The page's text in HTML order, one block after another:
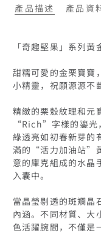
產品描述 產品資
「奇趣堅果」系列黃
甜糯可愛的金栗寶寶
小精靈，祝願源源不
精緻的栗殼紋理和元
“Rich”字樣的鎏光
綠透亮如初春新芽
滿的“活力加油站”
意的庫克組成的水晶
入囊中。
當晶瑩剔透的斑斕晶
內涵。不同材質、大
色活躍腕間，不僅是